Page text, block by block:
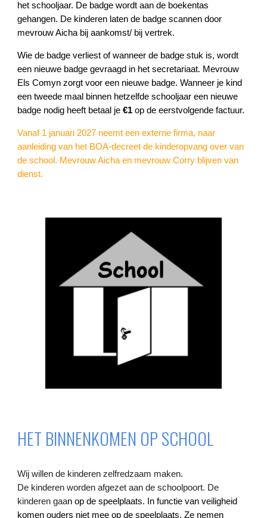
het schooljaar. De badge wordt aan de boekentas
gehangen. De kinderen laten de badge scannen door
mevrouw Aicha bij aankomst/ bij vertrek.
Wie de badge verliest of wanneer de badge stuk is, wordt
een nieuwe badge gevraagd in het secretariaat. Mevrouw
Els Comyn zorgt voor een nieuwe badge. Wanneer je kind
een tweede maal binnen hetzelfde schooljaar een nieuwe
badge nodig heeft betaal je €1 op de eerstvolgende factuur.
Vanaf 1 januari 2027 neemt een externe firma, naar
aanleiding van het BOA-decreet de kinderopvang over van
de school. Mevrouw Aicha en mevrouw Corry blijven van
dienst.
HET BINNENKOMEN OP SCHOOL
Wij willen de kinderen zelfredzaam maken.
De kinderen worden afgezet aan de schoolpoort. De
kinderen gaan op de speelplaats. In functie van veiligheid
komen ouders niet mee op de speelplaats. Ze nemen